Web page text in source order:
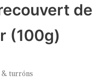
de
(100g)
turróns